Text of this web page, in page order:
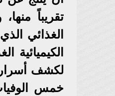
الغذائي
لكشف أسرار